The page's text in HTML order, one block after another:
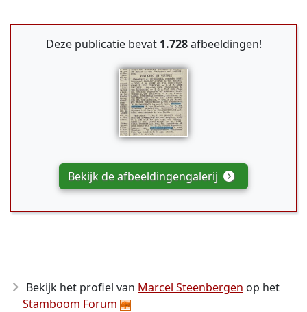
Deze publicatie bevat 1.728afbeeldingen!
Bekijk de afbeeldingengalerij
Bekijk het profiel van Marcel Steenbergen op het
Stamboom Forum